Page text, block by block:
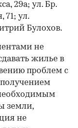
29а; ул. Бр.
71; ул.
Булохов.
не
жилье в
проблем с
земли,
не